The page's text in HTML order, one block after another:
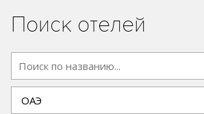
Поиск отелей